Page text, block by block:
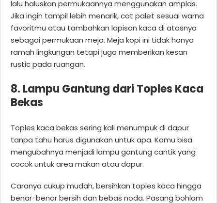
lalu haluskan permukaannya menggunakan amplas.
Jika ingin tampil lebih menarik, cat palet sesuai warna
favoritmu atau tambahkan lapisan kaca di atasnya
sebagai permukaan meja. Meja kopi ini tidak hanya
ramah lingkungan tetapi juga memberikan kesan
rustic pada ruangan.
8. Lampu Gantung dari Toples Kaca
Bekas
Toples kaca bekas sering kali menumpuk di dapur
tanpa tahu harus digunakan untuk apa. Kamu bisa
mengubahnya menjadi lampu gantung cantik yang
cocok untuk area makan atau dapur.
Caranya cukup mudah, bersihkan toples kaca hingga
benar-benar bersih dan bebas noda. Pasang bohlam